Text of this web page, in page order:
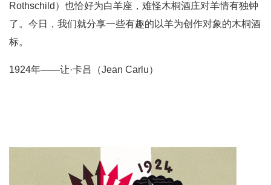
Rothschild）也恰好为白羊座，难怪木桐酒庄对羊情有独钟
了。今日，我们就分享一些有趣的以羊为创作对象的木桐酒
标。
1924年——让·卡吕（Jean Carlu）